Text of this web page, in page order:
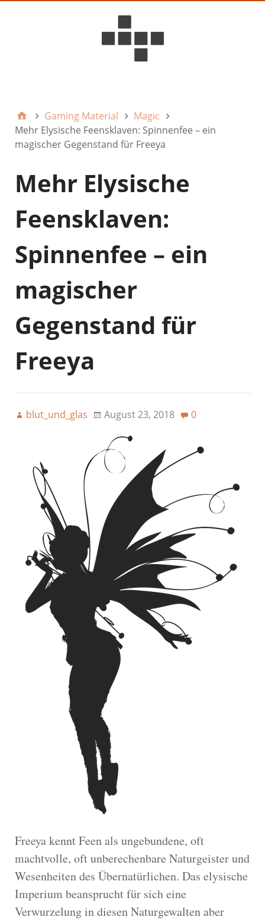
Gaming Material
Magic
Mehr Elysische Feensklaven: Spinnenfee – ein
magischer Gegenstand für Freeya
Mehr Elysische
Feensklaven:
Spinnenfee – ein
magischer
Gegenstand für
Freeya
blut_und_glas August 23, 2018 0
Freeya kennt Feen als ungebundene, oft
machtvolle, oft unberechenbare Naturgeister und
Wesenheiten des Übernatürlichen. Das elysische
Imperium beansprucht für sich eine
Verwurzelung in diesen Naturgewalten aber